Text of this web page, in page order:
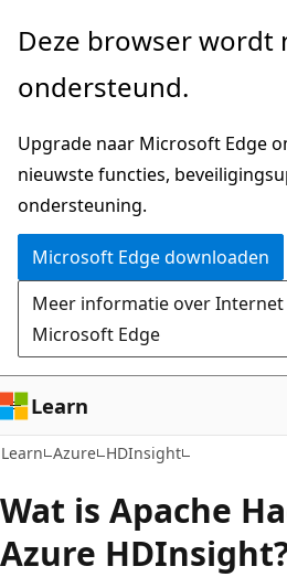
Naar
gaan
Deze browser wordt
ondersteund.
Upgrade naar Microsoft Edge
nieuwste functies,
ondersteuning.
Microsoft Edge downloaden
Meer informatie over Internet
Microsoft Edge
Learn
Learn Azure HDInsight
Wat is Apache
Azure